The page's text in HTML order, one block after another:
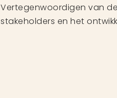
Vertegenwoordigen van
stakeholders en het